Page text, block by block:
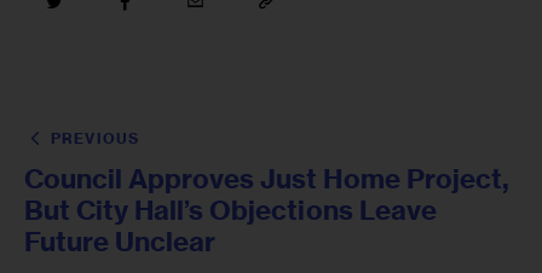
PREVIOUS
Council Approves Just Home Project,
But City Hall’s Objections Leave
Future Unclear